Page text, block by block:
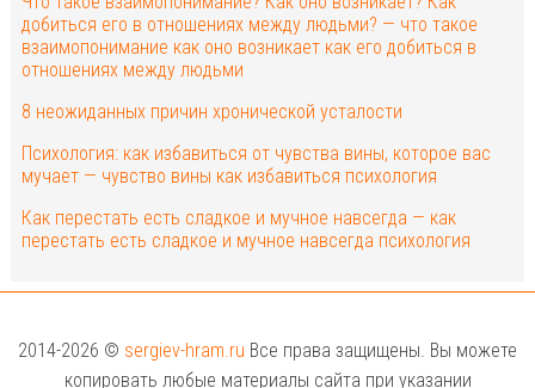
добиться его в отношениях между людьми? — что такое
взаимопонимание как оно возникает как его добиться в
отношениях между людьми
8 неожиданных причин хронической усталости
Психология: как избавиться от чувства вины, которое вас
мучает — чувство вины как избавиться психология
Как перестать есть сладкое и мучное навсегда — как
перестать есть сладкое и мучное навсегда психология
2014-2026 © sergiev-hram.ru Все права защищены. Вы можете
копировать любые материалы сайта при указании